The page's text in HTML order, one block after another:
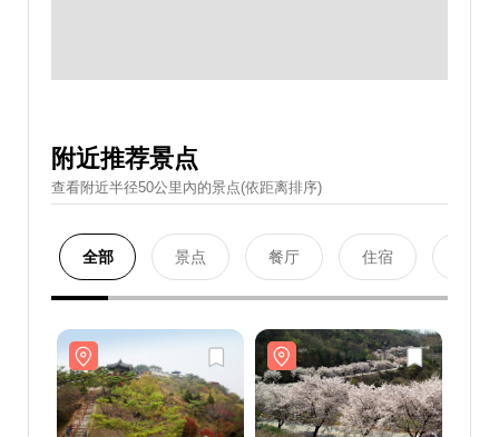
附近推荐景点
查看附近半径50公里內的景点(依距离排序)
全部 景点 餐厅 住宿